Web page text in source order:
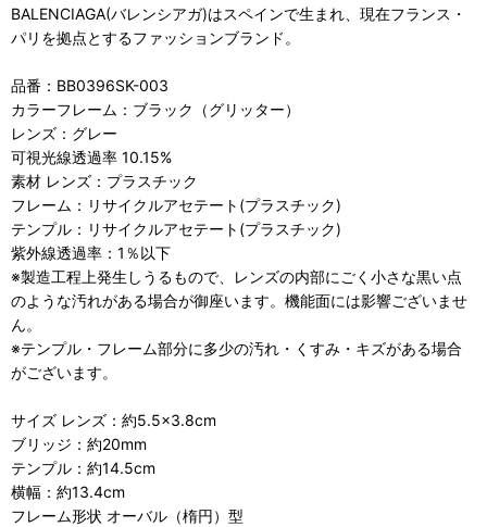
BALENCIAGA(バレンシアガ)はスペインで生まれ、現在フランス・
パリを拠点とするファッションブランド。
品番：BB0396SK-003
カラーフレーム：ブラック（グリッター）
レンズ：グレー
可視光線透過率 10.15%
素材 レンズ：プラスチック
フレーム：リサイクルアセテート(プラスチック)
テンプル：リサイクルアセテート(プラスチック)
紫外線透過率：1％以下
※製造工程上発生しうるもので、レンズの内部にごく小さな黒い点
のような汚れがある場合が御座います。機能面には影響ございませ
ん。
※テンプル・フレーム部分に多少の汚れ・くすみ・キズがある場合
がございます。
サイズ レンズ：約5.5×3.8cm
ブリッジ：約20mm
テンプル：約14.5cm
横幅：約13.4cm
フレーム形状 オーバル（楕円）型